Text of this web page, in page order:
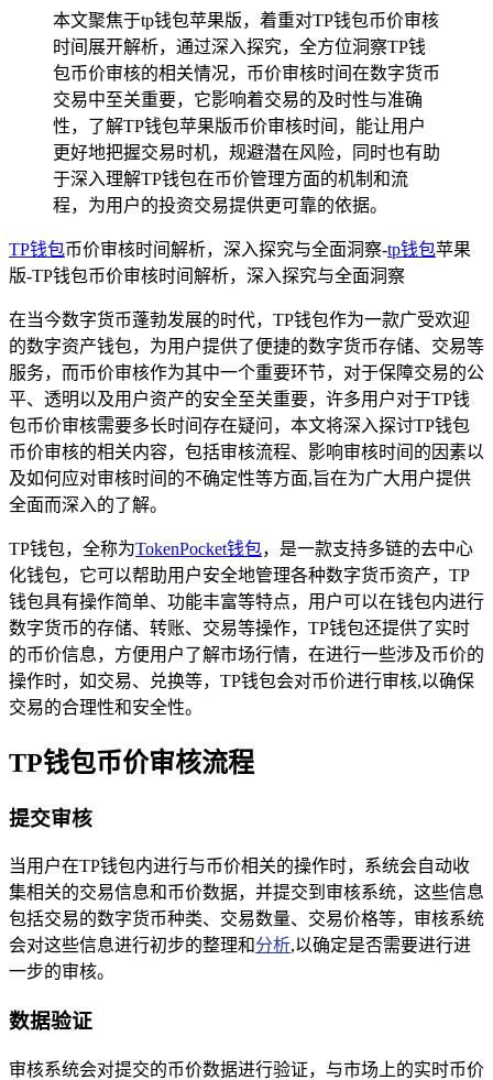
本文聚焦于tp钱包苹果版，着重对TP钱包币价审核
时间展开解析，通过深入探究，全方位洞察TP钱
包币价审核的相关情况，币价审核时间在数字货币
交易中至关重要，它影响着交易的及时性与准确
性，了解TP钱包苹果版币价审核时间，能让用户
更好地把握交易时机，规避潜在风险，同时也有助
于深入理解TP钱包在币价管理方面的机制和流
程，为用户的投资交易提供更可靠的依据。
TP钱包币价审核时间解析，深入探究与全面洞察-tp钱包苹果
版-TP钱包币价审核时间解析，深入探究与全面洞察
在当今数字货币蓬勃发展的时代，TP钱包作为一款广受欢迎
的数字资产钱包，为用户提供了便捷的数字货币存储、交易等
服务，而币价审核作为其中一个重要环节，对于保障交易的公
平、透明以及用户资产的安全至关重要，许多用户对于TP钱
包币价审核需要多长时间存在疑问，本文将深入探讨TP钱包
币价审核的相关内容，包括审核流程、影响审核时间的因素以
及如何应对审核时间的不确定性等方面,旨在为广大用户提供
全面而深入的了解。
TP钱包，全称为TokenPocket钱包，是一款支持多链的去中心
化钱包，它可以帮助用户安全地管理各种数字货币资产，TP
钱包具有操作简单、功能丰富等特点，用户可以在钱包内进行
数字货币的存储、转账、交易等操作，TP钱包还提供了实时
的币价信息，方便用户了解市场行情，在进行一些涉及币价的
操作时，如交易、兑换等，TP钱包会对币价进行审核,以确保
交易的合理性和安全性。
TP钱包币价审核流程
提交审核
当用户在TP钱包内进行与币价相关的操作时，系统会自动收
集相关的交易信息和币价数据，并提交到审核系统，这些信息
包括交易的数字货币种类、交易数量、交易价格等，审核系统
会对这些信息进行初步的整理和分析,以确定是否需要进行进
一步的审核。
数据验证
审核系统会对提交的币价数据进行验证，与市场上的实时币价